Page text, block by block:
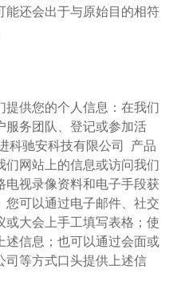
能还会出于与原始目的相符
提供您的个人信息：在我们
服务团队、登记或参加活
科驰安科技有限公司 产品
们网站上的信息或访问我们
电视录像资料和电子手段获
您可以通过电子邮件、社交
或大会上手工填写表格；使
述信息；也可以通过会面或
司等方式口头提供上述信